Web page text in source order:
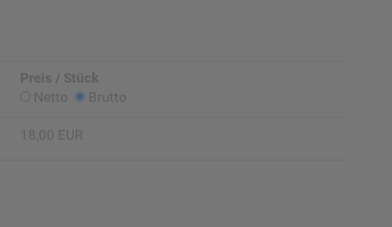
Preis / Stück
Netto
Brutto
18,00 EUR